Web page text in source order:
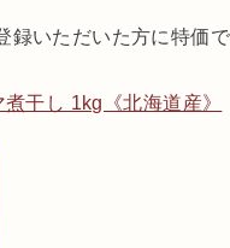
いただいた方に特価
干し 1kg《北海道産》